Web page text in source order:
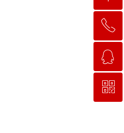
回到顶部
ꂅ
15663781638
ꁗ
QQ客服
ꀥ